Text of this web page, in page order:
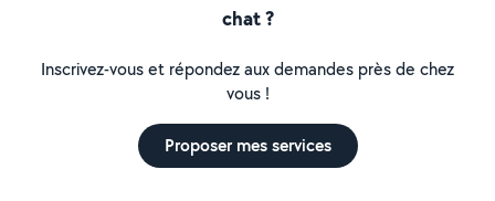
chat ?
Inscrivez-vous et répondez aux demandes près de chez
vous !
Proposer mes services